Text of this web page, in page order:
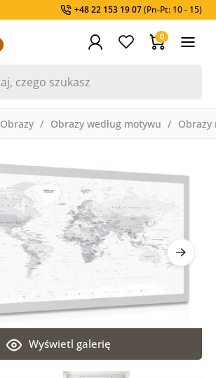
+48 22 153 19 07(Pn-Pt: 10 - 15)
0
Obrazy Obrazy według motywu Obrazy
Wyświetl galerię